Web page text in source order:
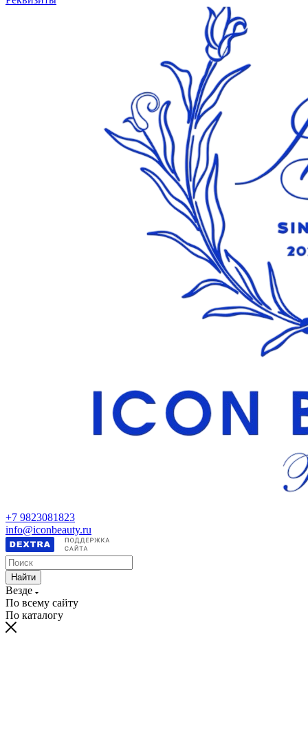
+7 9823081823
info@iconbeauty.ru
Найти
Везде
По всему сайту
По каталогу